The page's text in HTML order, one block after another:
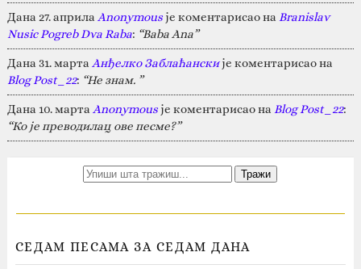
Дана 27. априла Anonymousје коментарисао на Branislav
Nusic Pogreb Dva Raba: “Baba Ana”
Дана 31. марта Анђелко Заблаћанскије коментарисао на
Blog Post_22: “Не знам. ”
Дана 10. марта Anonymousје коментарисао на Blog Post_22:
“Ко је преводилац ове песме?”
СЕДАМ ПЕСАМА ЗА СЕДАМ ДАНА